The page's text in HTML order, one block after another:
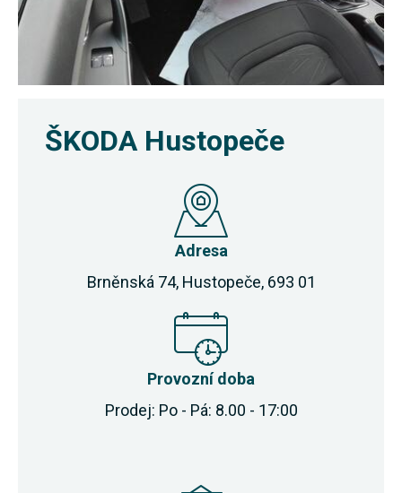
ŠKODA Hustopeče
Adresa
Brněnská 74, Hustopeče, 693 01
Provozní doba
Prodej: Po - Pá: 8.00 - 17:00